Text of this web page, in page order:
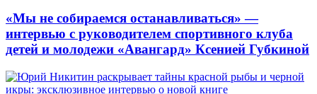
«Мы не собираемся останавливаться» —
интервью с руководителем спортивного клуба
детей и молодежи «Авангард» Ксенией Губкиной